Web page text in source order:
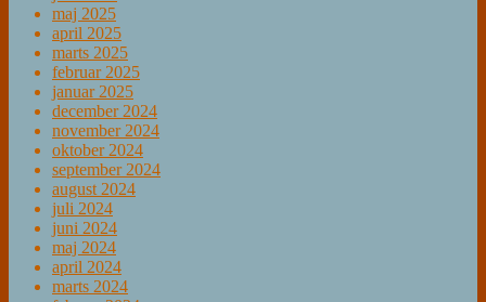
maj 2025
april 2025
marts 2025
februar 2025
januar 2025
december 2024
november 2024
oktober 2024
september 2024
august 2024
juli 2024
juni 2024
maj 2024
april 2024
marts 2024